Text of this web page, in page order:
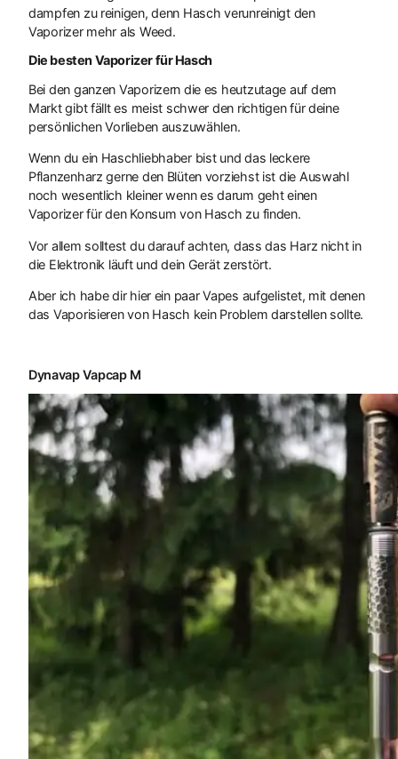
dampfen zu reinigen, denn Hasch verunreinigt den
Vaporizer mehr als Weed.
Die besten Vaporizer für Hasch
Bei den ganzen Vaporizern die es heutzutage auf dem
Markt gibt fällt es meist schwer den richtigen für deine
persönlichen Vorlieben auszuwählen.
Wenn du ein Haschliebhaber bist und das leckere
Pflanzenharz gerne den Blüten vorziehst ist die Auswahl
noch wesentlich kleiner wenn es darum geht einen
Vaporizer für den Konsum von Hasch zu finden.
Vor allem solltest du darauf achten, dass das Harz nicht in
die Elektronik läuft und dein Gerät zerstört.
Aber ich habe dir hier ein paar Vapes aufgelistet, mit denen
das Vaporisieren von Hasch kein Problem darstellen sollte.
Dynavap Vapcap M